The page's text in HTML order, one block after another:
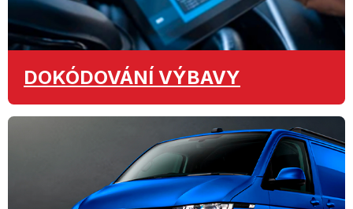
DOKÓDOVÁNÍ VÝBAVY